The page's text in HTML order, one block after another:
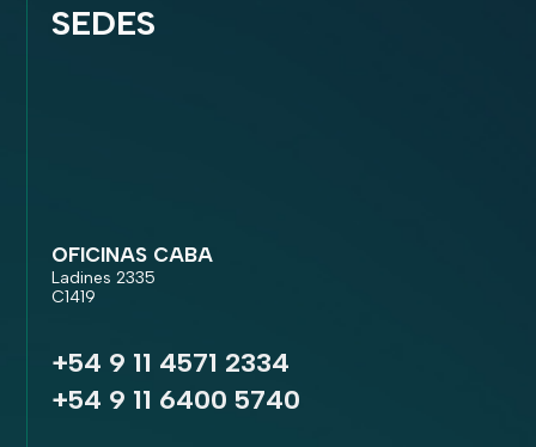
SEDES
OFICINAS CABA
Ladines 2335
C1419
+54 9 11 4571 2334
+54 9 11 6400 5740